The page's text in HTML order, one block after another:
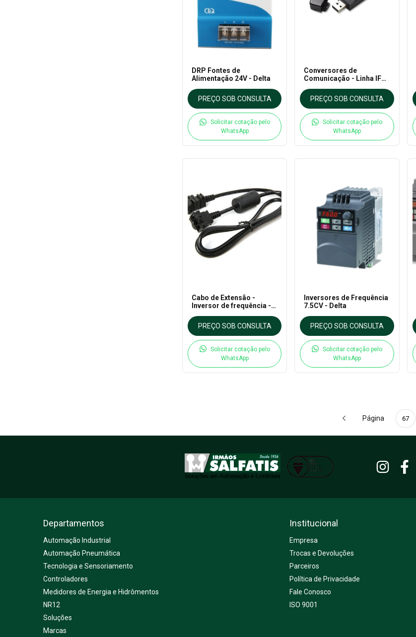
DRP Fontes de
Alimentação 24V - Delta
PREÇO SOB CONSULTA
Solicitar cotação pelo
WhatsApp
Conversores de
Comunicação - Linha IFD
PREÇO SOB CONSULTA
Solicitar cotação pelo
WhatsApp
Cabo de Extensão -
Inversor de frequência -
PREÇO SOB CONSULTA
Solicitar cotação pelo
WhatsApp
Inversores de Frequência
7.5CV - Delta
PREÇO SOB CONSULTA
Solicitar cotação pelo
WhatsApp
Página
Departamentos
Automação Industrial
Automação Pneumática
Tecnologia e Sensoriamento
Controladores
Medidores de Energia e Hidrômentos
NR12
Soluções
Marcas
Institucional
Empresa
Trocas e Devoluções
Parceiros
Política de Privacidade
Fale Conosco
ISO 9001